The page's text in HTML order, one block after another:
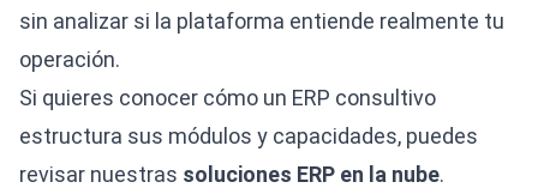
sin analizar si la plataforma entiende realmente tu
operación.
Si quieres conocer cómo un ERP consultivo
estructura sus módulos y capacidades, puedes
revisar nuestras soluciones ERP en la nube.